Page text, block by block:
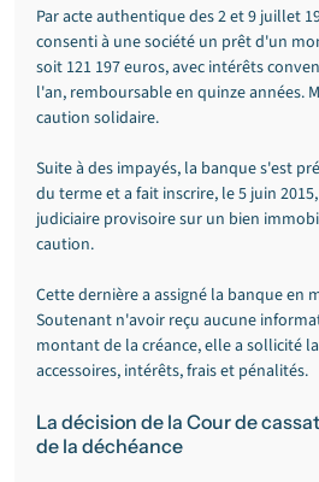
Par acte authentique des 2 et 9 juillet
consenti à une société un prêt d'un
soit 121 197 euros, avec intérêts
l'an, remboursable en quinze années.
caution solidaire.
Suite à des impayés, la banque s'est
du terme et a fait inscrire, le 5 juin
judiciaire provisoire sur un bien
caution.
Cette dernière a assigné la banque en
Soutenant n'avoir reçu aucune
montant de la créance, elle a sollicité
accessoires, intérêts, frais et pénalités.
La décision de la Cour de
de la déchéance